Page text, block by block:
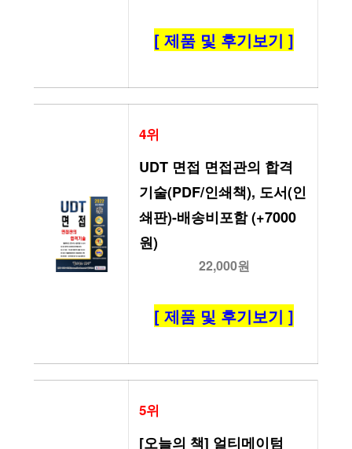
[ 제품 및 후기보기 ]
4위
UDT 면접 면접관의 합격
기술(PDF/인쇄책), 도서(인
쇄판)-배송비포함 (+7000
원)
22,000원
[ 제품 및 후기보기 ]
5위
[오늘의 책] 얼티메이텀